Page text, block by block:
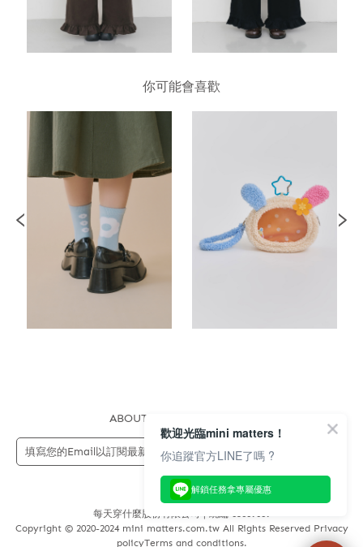
你可能會喜歡
ABOUT US
每天穿什麼股份有限公司 | 統編 83689089
Copyright © 2020-2024 mini matters.com.tw All Rights Reserved Privacy
policyTerms and conditions.
歡迎光臨mini matters！
你追蹤官方LINE了嗎 ?
解鎖任務拿專屬優惠